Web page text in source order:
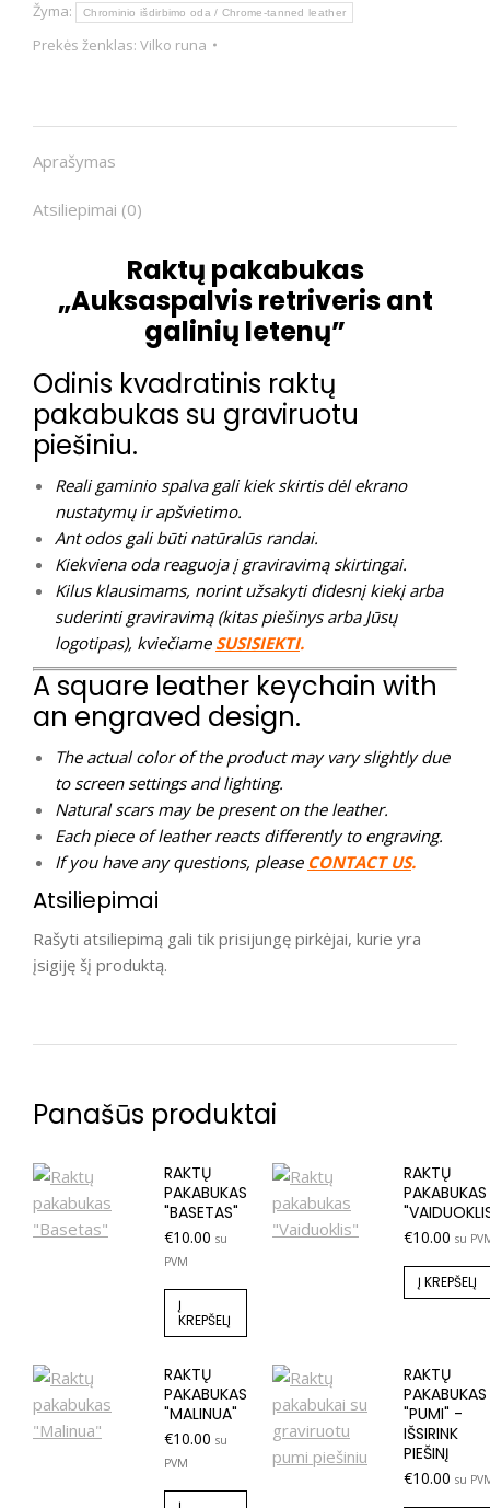
Žyma:
Chrominio išdirbimo oda / Chrome-tanned leather
Prekės ženklas: Vilko runa
Aprašymas
Atsiliepimai (0)
Raktų pakabukas
„Auksaspalvis retriveris ant
galinių letenų”
Odinis kvadratinis raktų
pakabukas su graviruotu
piešiniu.
Reali gaminio spalva gali kiek skirtis dėl ekrano
nustatymų ir apšvietimo.
Ant odos gali būti natūralūs randai.
Kiekviena oda reaguoja į graviravimą skirtingai.
Kilus klausimams, norint užsakyti didesnį kiekį arba
suderinti graviravimą (kitas piešinys arba Jūsų
logotipas), kviečiame SUSISIEKTI.
A square leather keychain with
an engraved design.
The actual color of the product may vary slightly due
to screen settings and lighting.
Natural scars may be present on the leather.
Each piece of leather reacts differently to engraving.
If you have any questions, please CONTACT US.
Atsiliepimai
Rašyti atsiliepimą gali tik prisijungę pirkėjai, kurie yra
įsigiję šį produktą.
Panašūs produktai
RAKTŲ
PAKABUKAS
"BASETAS"
€10.00 su
PVM
Į
KREPŠELĮ
RAKTŲ
PAKABUKAS
€10.00 su
Į KREPŠELĮ
RAKTŲ
PAKABUKAS
"MALINUA"
€10.00 su
PVM
RAKTŲ
PAKABUKAS
"PUMI" -
IŠSIRINK
PIEŠINĮ
€10.00 su